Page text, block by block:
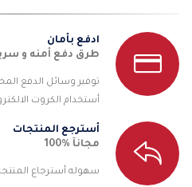
ادفع بأمان
طرق دفع أمنه و
توفير وسائل الدفع
أستخدام الكروت
أسترجع المنتجات
مجانآ %100
سهوله أسترجاع المنتجات خلال 14 يوم من